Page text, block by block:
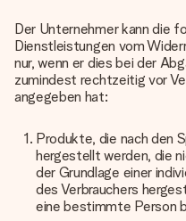
Der Unternehmer kann die
Dienstleistungen vom
nur, wenn er dies bei der
zumindest rechtzeitig vor
angegeben hat:
Produkte, die nach den
hergestellt werden, die
der Grundlage einer
des Verbrauchers
eine bestimmte Person